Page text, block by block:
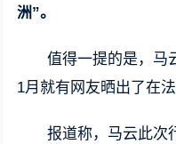
洲”。
值得一提的是，马
1月就有网友晒出了在
报道称，马云此次